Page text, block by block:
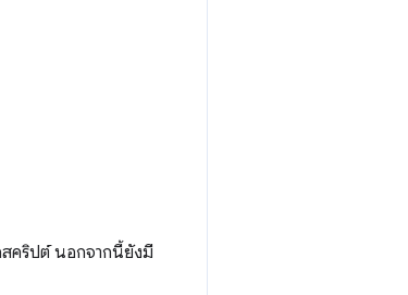
สคริปต์ นอกจากนี้ยังมี